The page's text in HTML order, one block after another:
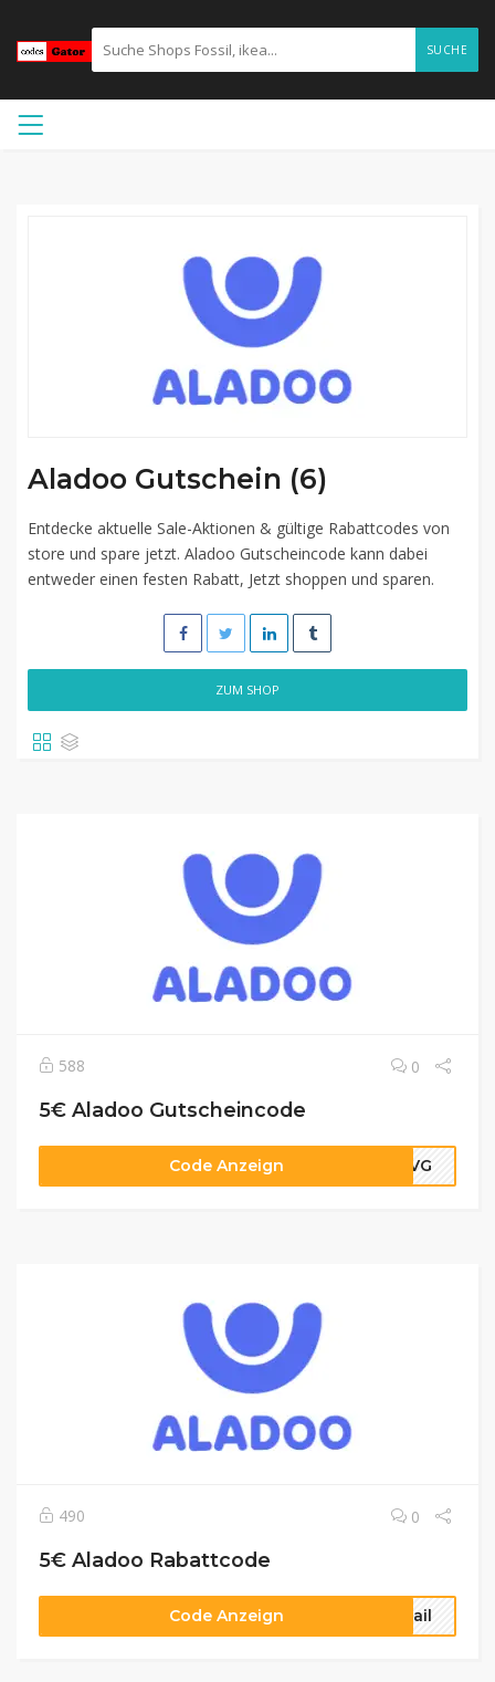
SUCHE
Aladoo Gutschein (6)
Entdecke aktuelle Sale-Aktionen & gültige Rabattcodes von
store und spare jetzt. Aladoo Gutscheincode kann dabei
entweder einen festen Rabatt, Jetzt shoppen und sparen.
ZUM SHOP
588 0
5€ Aladoo Gutscheincode
Code Anzeign DKVG
490 0
5€ Aladoo Rabattcode
Code Anzeign mail